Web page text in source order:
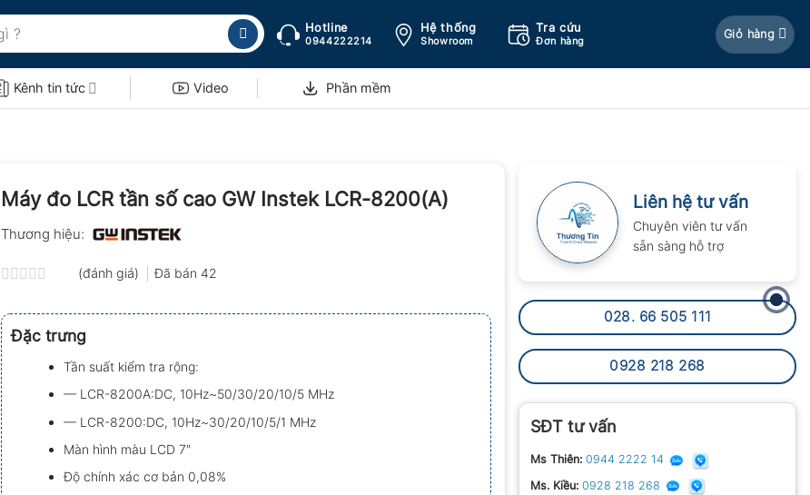
Hotline
0944222214
Hệ thống
Showroom
Tra cứu
Đơn hàng
Giỏ hàng
Kênh tin tức Video Phần mềm
Liên hệ tư vấn
Chuyên viên tư vấn
sẵn sàng hỗ trợ
028. 66 505 111
0928 218 268
SĐT tư vấn
Ms Thiên: 0944 2222 14
Ms. Kiều: 0928 218 268
Máy đo LCR tần số cao GW Instek LCR-8200(A)
Thương hiệu:
xếp
hạng
0.0
5
sao
(đánh giá) Đã bán 42
Đặc trưng
Tần suất kiểm tra rộng:
— LCR-8200A:DC, 10Hz~50/30/20/10/5 MHz
— LCR-8200:DC, 10Hz~30/20/10/5/1 MHz
Màn hình màu LCD 7″
Độ chính xác cơ bản 0,08%